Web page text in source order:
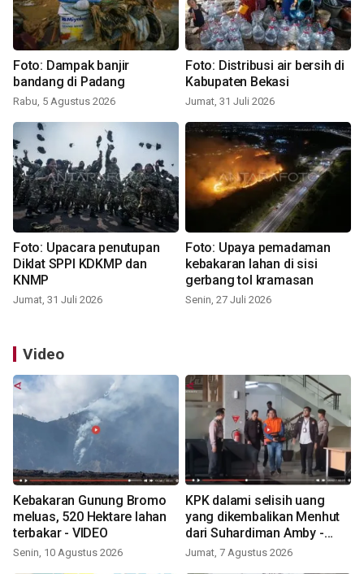
Foto: Dampak banjir
bandang di Padang
Rabu, 5 Agustus 2026
Foto: Distribusi air bersih di
Kabupaten Bekasi
Jumat, 31 Juli 2026
Foto: Upacara penutupan
Diklat SPPI KDKMP dan
KNMP
Jumat, 31 Juli 2026
Foto: Upaya pemadaman
kebakaran lahan di sisi
gerbang tol kramasan
Senin, 27 Juli 2026
Video
Kebakaran Gunung Bromo
meluas, 520 Hektare lahan
terbakar - VIDEO
Senin, 10 Agustus 2026
KPK dalami selisih uang
yang dikembalikan Menhut
dari Suhardiman Amby -
VIDEO
Jumat, 7 Agustus 2026